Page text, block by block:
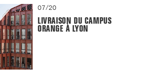
07/20
LIVRAISON DU CAMPUS
ORANGE À LYON